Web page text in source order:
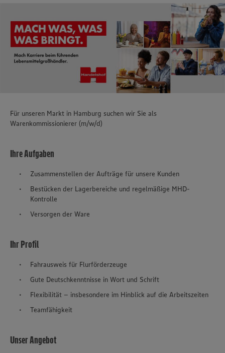
Für unseren Markt in Hamburg suchen wir Sie als
Warenkommissionierer (m/w/d)
Ihre Aufgaben
Zusammenstellen der Aufträge für unsere Kunden
Bestücken der Lagerbereiche und regelmäßige MHD-
Kontrolle
Versorgen der Ware
Ihr Profil
Fahrausweis für Flurförderzeuge
Gute Deutschkenntnisse in Wort und Schrift
Flexibilität – insbesondere im Hinblick auf die Arbeitszeiten
Teamfähigkeit
Unser Angebot